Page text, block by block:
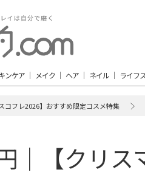
ンケア メイク ヘア ネイル ライフ
コフレ2026】おすすめ限定コスメ特集
｜【クリス